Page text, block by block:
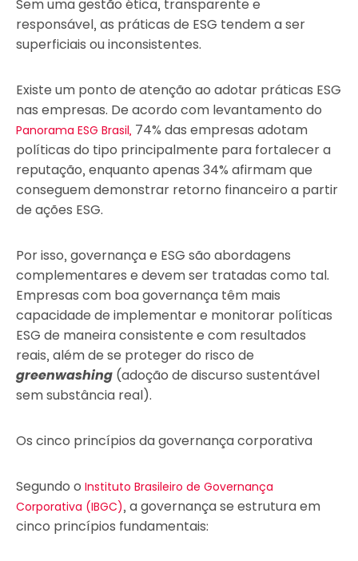
Sem uma gestão ética, transparente e
responsável, as práticas de ESG tendem a ser
superficiais ou inconsistentes.
Existe um ponto de atenção ao adotar práticas ESG
nas empresas. De acordo com levantamento do
Panorama ESG Brasil, 74% das empresas adotam
políticas do tipo principalmente para fortalecer a
reputação, enquanto apenas 34% afirmam que
conseguem demonstrar retorno financeiro a partir
de ações ESG.
Por isso, governança e ESG são abordagens
complementares e devem ser tratadas como tal.
Empresas com boa governança têm mais
capacidade de implementar e monitorar políticas
ESG de maneira consistente e com resultados
reais, além de se proteger do risco de
greenwashing (adoção de discurso sustentável
sem substância real).
Os cinco princípios da governança corporativa
Segundo o Instituto Brasileiro de Governança
Corporativa (IBGC), a governança se estrutura em
cinco princípios fundamentais: